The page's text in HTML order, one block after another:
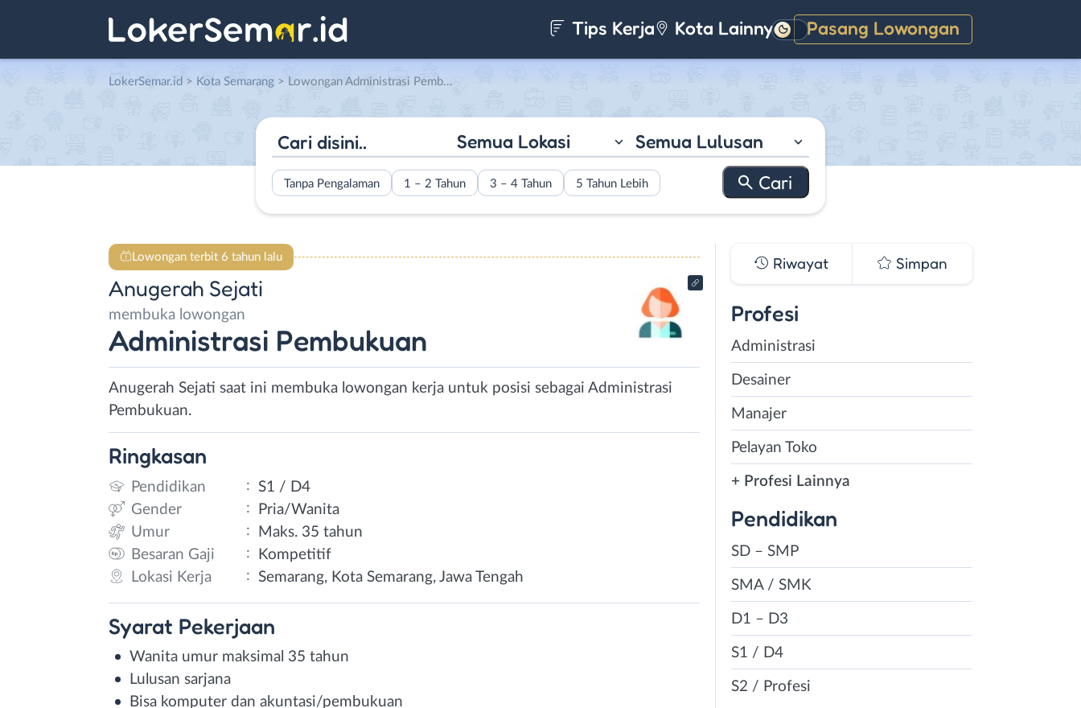
Tips Kerja Kota Lainnya Pasang Lowongan
Gelap
LokerSemar.id > Kota Semarang > Lowongan Administrasi Pembukuan di Anugerah Sejati
Semua Lokasi Semua Lulusan
Tanpa Pengalaman 1 – 2 Tahun 3 – 4 Tahun 5 Tahun Lebih
Lowongan terbit 6 tahun lalu
Anugerah Sejati
membuka lowongan
Administrasi Pembukuan
Anugerah Sejati saat ini membuka lowongan kerja untuk posisi sebagai Administrasi
Pembukuan.
Ringkasan
Pendidikan : S1 / D4
Gender
:
Pria/Wanita
Umur
:
Maks. 35 tahun
Besaran Gaji
:
Kompetitif
Lokasi Kerja
: Semarang, Kota Semarang, Jawa Tengah
Syarat Pekerjaan
Wanita umur maksimal 35 tahun
Lulusan sarjana
Bisa komputer dan akuntasi/pembukuan
Riwayat Simpan
Profesi
Administrasi
Desainer
Manajer
Pelayan Toko
+ Profesi Lainnya
Pendidikan
SD – SMP
SMA / SMK
D1 – D3
S1 / D4
S2 / Profesi